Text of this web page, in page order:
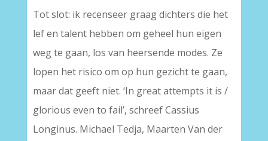
Tot slot: ik recenseer graag dichters die het
lef en talent hebben om geheel hun eigen
weg te gaan, los van heersende modes. Ze
lopen het risico om op hun gezicht te gaan,
maar dat geeft niet. ‘In great attempts it is /
glorious even to fail’, schreef Cassius
Longinus. Michael Tedja, Maarten Van der